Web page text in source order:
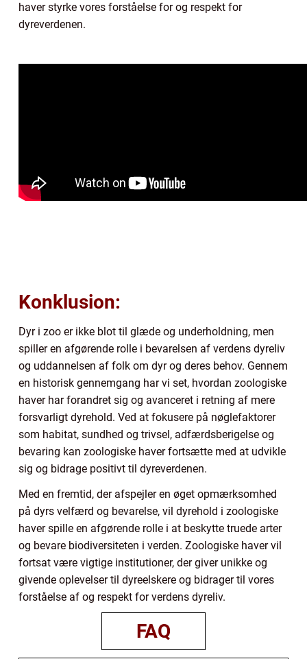
haver styrke vores forståelse for og respekt for
dyreverdenen.
Konklusion:
Dyr i zoo er ikke blot til glæde og underholdning, men
spiller en afgørende rolle i bevarelsen af verdens dyreliv
og uddannelsen af folk om dyr og deres behov. Gennem
en historisk gennemgang har vi set, hvordan zoologiske
haver har forandret sig og avanceret i retning af mere
forsvarligt dyrehold. Ved at fokusere på nøglefaktorer
som habitat, sundhed og trivsel, adfærdsberigelse og
bevaring kan zoologiske haver fortsætte med at udvikle
sig og bidrage positivt til dyreverdenen.
Med en fremtid, der afspejler en øget opmærksomhed
på dyrs velfærd og bevarelse, vil dyrehold i zoologiske
haver spille en afgørende rolle i at beskytte truede arter
og bevare biodiversiteten i verden. Zoologiske haver vil
fortsat være vigtige institutioner, der giver unikke og
givende oplevelser til dyreelskere og bidrager til vores
forståelse af og respekt for verdens dyreliv.
FAQ